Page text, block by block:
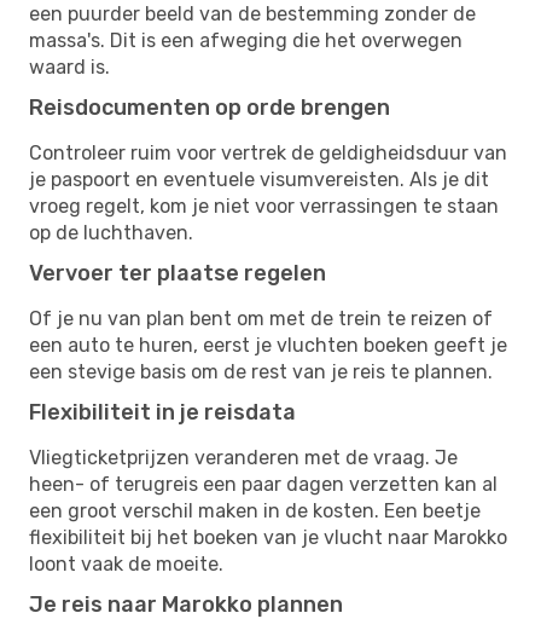
een puurder beeld van de bestemming zonder de
massa's. Dit is een afweging die het overwegen
waard is.
Reisdocumenten op orde brengen
Controleer ruim voor vertrek de geldigheidsduur van
je paspoort en eventuele visumvereisten. Als je dit
vroeg regelt, kom je niet voor verrassingen te staan
op de luchthaven.
Vervoer ter plaatse regelen
Of je nu van plan bent om met de trein te reizen of
een auto te huren, eerst je vluchten boeken geeft je
een stevige basis om de rest van je reis te plannen.
Flexibiliteit in je reisdata
Vliegticketprijzen veranderen met de vraag. Je
heen- of terugreis een paar dagen verzetten kan al
een groot verschil maken in de kosten. Een beetje
flexibiliteit bij het boeken van je vlucht naar Marokko
loont vaak de moeite.
Je reis naar Marokko plannen